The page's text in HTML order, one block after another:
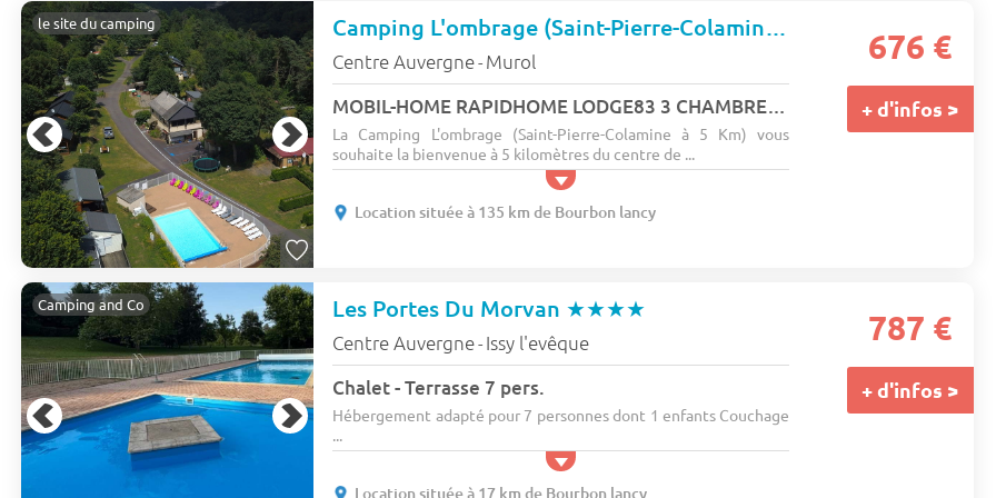
le site du camping Camping L'ombrage (Saint-Pierre-Colamine à 5 km)
Centre Auvergne- Murol
MOBIL-HOME RAPIDHOME LODGE83 3 CHAMBRES 8 pers.
La Camping L'ombrage (Saint-Pierre-Colamine à 5 Km) vous
souhaite la bienvenue à 5 kilomètres du centre de ...
Location située à 135 km de Bourbon lancy
676 €
+ d'infos >
Camping and Co Les Portes Du Morvan ★★★★
Centre Auvergne- Issy l'evêque
Chalet - Terrasse 7 pers.
Hébergement adapté pour 7 personnes dont 1 enfants Couchage
...
Location située à 17 km de Bourbon lancy
787 €
+ d'infos >